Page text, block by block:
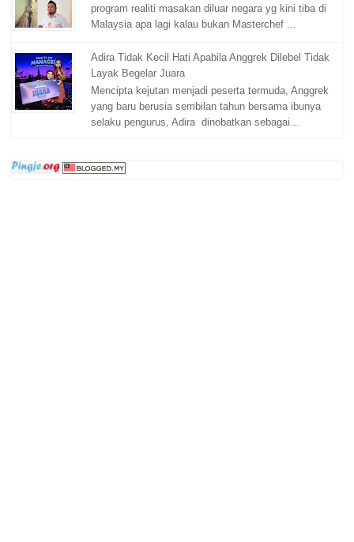
program realiti masakan diluar negara yg kini tiba di
Malaysia apa lagi kalau bukan Masterchef ...
Adira Tidak Kecil Hati Apabila Anggrek Dilebel Tidak
Layak Begelar Juara
Mencipta kejutan menjadi peserta termuda, Anggrek
yang baru berusia sembilan tahun bersama ibunya
selaku pengurus, Adira dinobatkan sebagai...